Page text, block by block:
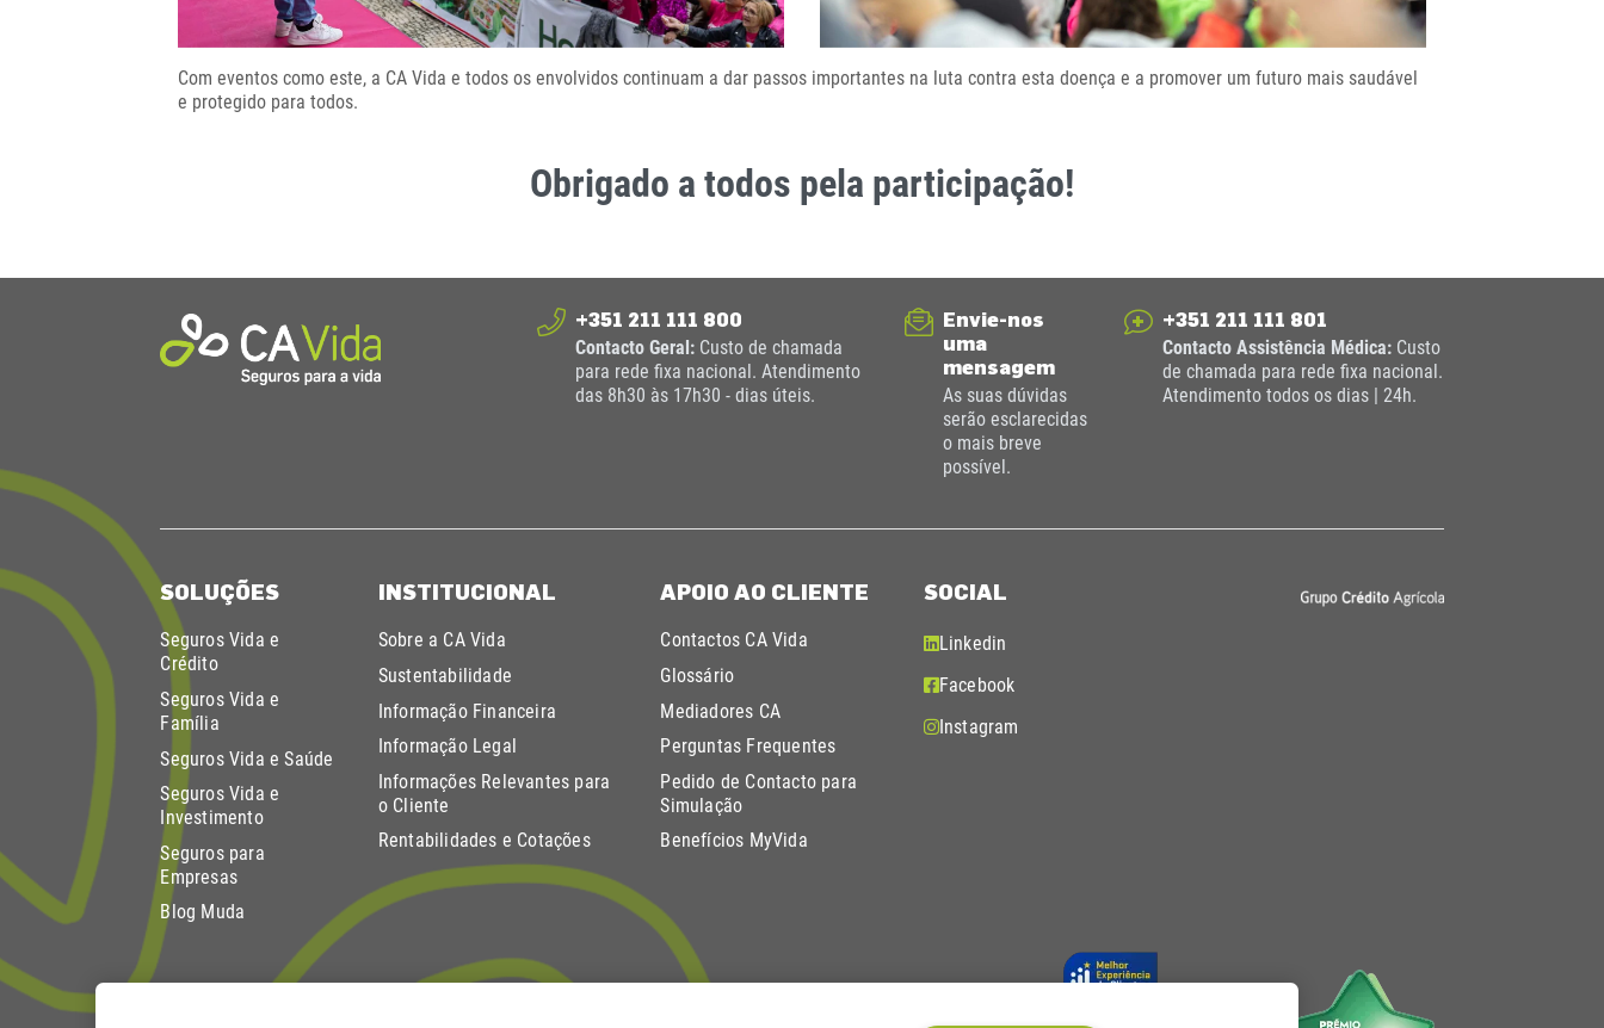
Com eventos como este, a CA Vida e todos os envolvidos continuam a dar passos importantes na luta contra esta doença e a promover um futuro mais saudável
e protegido para todos.
Obrigado a todos pela participação!
+351 211 111 800
Contacto Geral: Custo de chamada
para rede fixa nacional. Atendimento
das 8h30 às 17h30 - dias úteis.
Envie-nos
uma
mensagem
As suas dúvidas
serão esclarecidas
o mais breve
possível.
+351 211 111 801
Contacto Assistência Médica: Custo
de chamada para rede fixa nacional.
Atendimento todos os dias | 24h.
SOLUÇÕES
Seguros Vida e
Crédito
Seguros Vida e
Família
Seguros Vida e Saúde
Seguros Vida e
Investimento
Seguros para
Empresas
Blog Muda
INSTITUCIONAL
Sobre a CA Vida
Sustentabilidade
Informação Financeira
Informação Legal
Informações Relevantes para
o Cliente
Rentabilidades e Cotações
APOIO AO CLIENTE
Contactos CA Vida
Glossário
Mediadores CA
Perguntas Frequentes
Pedido de Contacto para
Simulação
Benefícios MyVida
SOCIAL
Linkedin
Facebook
Instagram